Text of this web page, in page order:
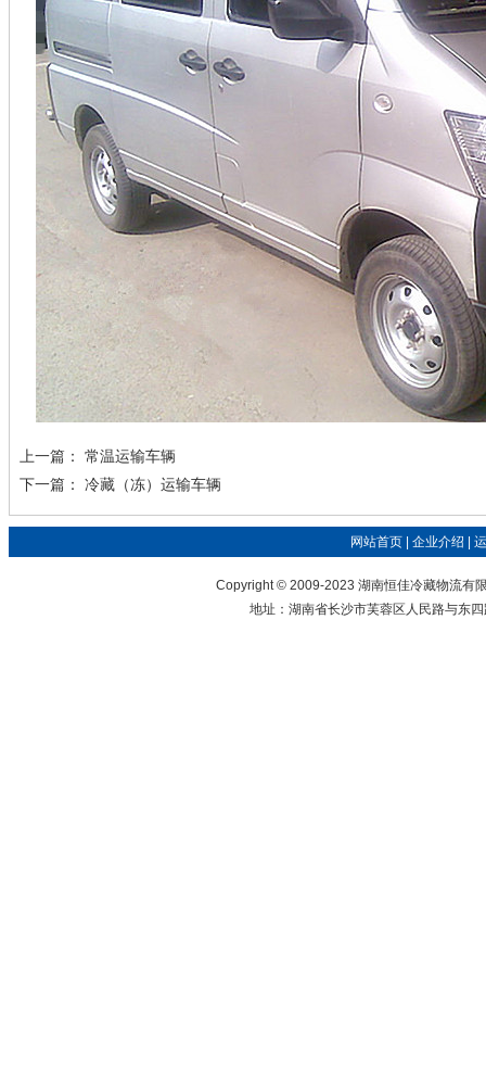
上一篇：常温运输车辆
下一篇：冷藏（冻）运输车辆
网站首页 |企业介绍 |
Copyright © 2009-2023 湖南恒佳冷藏物流有
地址：湖南省长沙市芙蓉区人民路与东